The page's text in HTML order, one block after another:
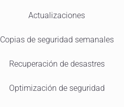
Actualizaciones
Copias de seguridad semanales
Recuperación de desastres
Optimización de seguridad